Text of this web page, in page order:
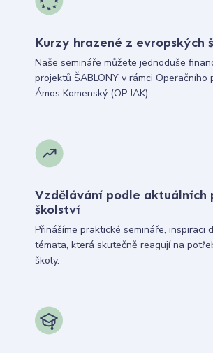
Kurzy hrazené z evropských
Naše semináře můžete jednoduše
projektů ŠABLONY v rámci Operačního
Ámos Komenský (OP JAK).
Vzdělávání podle aktuálních
školství
Přinášíme praktické semináře, inspiraci
témata, která skutečně reagují na
školy.